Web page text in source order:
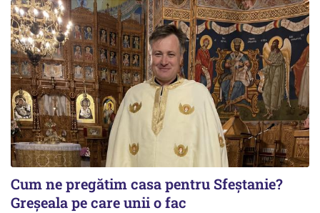
Cum ne pregătim casa pentru Sfeștanie?
Greșeala pe care unii o fac